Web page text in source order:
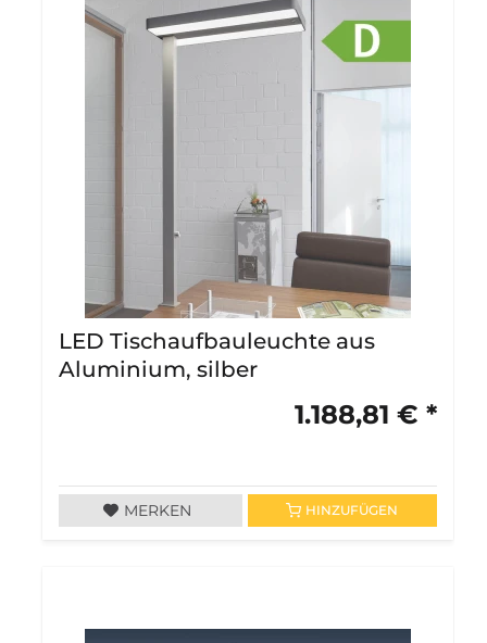
LED Tischaufbauleuchte aus
Aluminium, silber
1.188,81 € *
MERKEN HINZUFÜGEN